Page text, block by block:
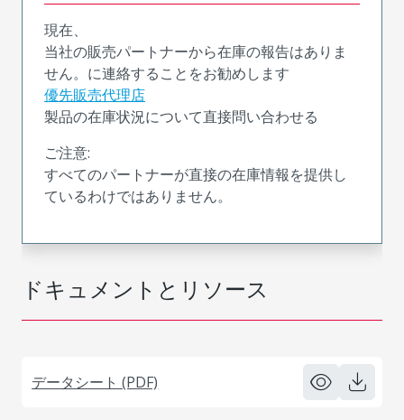
ドキュメントとリソース
データシート (PDF)
現在、
当社の販売パートナーから在庫の報告はありま
せん。に連絡することをお勧めします
優先販売代理店
製品の在庫状況について直接問い合わせる
ご注意:
すべてのパートナーが直接の在庫情報を提供し
ているわけではありません。